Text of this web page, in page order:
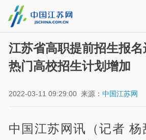
江苏省高职提前招生报
热门高校招生计划增加
2022-03-11 09:29:00 来源：中国江苏网
中国江苏网讯（记者 杨